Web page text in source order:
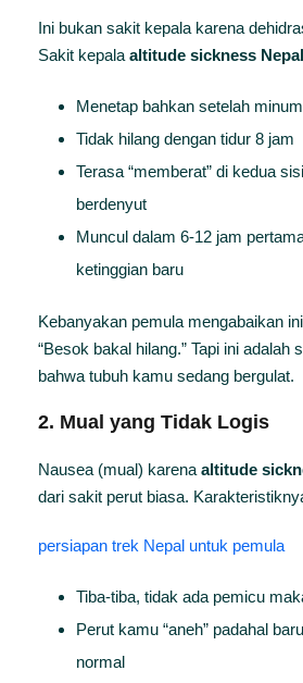
Ini bukan sakit kepala karena
Sakit kepala altitude sickness Nepal
Menetap bahkan setelah
Tidak hilang dengan tidur 8 jam
Terasa “memberat” di kedua
berdenyut
Muncul dalam 6-12 jam
ketinggian baru
Kebanyakan pemula mengabaikan
“Besok bakal hilang.” Tapi ini adalah
bahwa tubuh kamu sedang bergulat.
2. Mual yang Tidak Logis
Nausea (mual) karena altitude
dari sakit perut biasa.
persiapan trek Nepal untuk pemula
Tiba-tiba, tidak ada pemicu
Perut kamu “aneh” padahal
normal